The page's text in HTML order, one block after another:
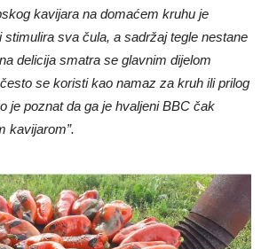
kavijara na domaćem kruhu je
stimulira sva čula, a sadržaj tegle nestane
delicija smatra se glavnim dijelom
se koristi kao namaz za kruh ili prilog
je poznat da ga je hvaljeni BBC čak
kavijarom”.